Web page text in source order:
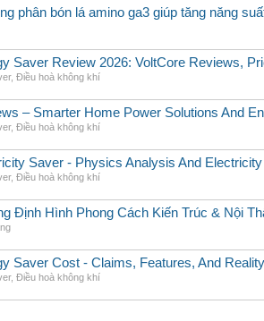
phân bón lá amino ga3 giúp tăng năng
Saver Review 2026: VoltCore Reviews,
, Điều hoà không khí
– Smarter Home Power Solutions And
, Điều hoà không khí
Saver - Physics Analysis And
, Điều hoà không khí
Định Hình Phong Cách Kiến Trúc & Nội
Saver Cost - Claims, Features, And
, Điều hoà không khí